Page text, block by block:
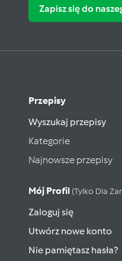
Zapisz się do
Przepisy
Wyszukaj przepisy
Kategorie
Najnowsze przepisy
Mój Profil (tylko Dla
Zaloguj się
Utwórz nowe konto
Nie pamiętasz hasła?